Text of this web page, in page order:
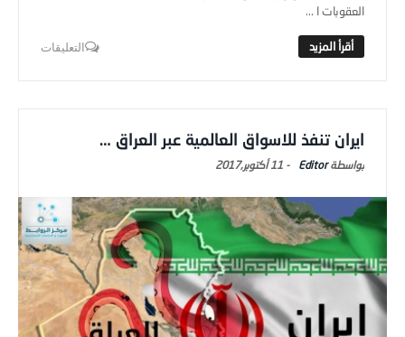
العقوبات ا ...
التعليقات
ايران تنفذ للاسواق العالمية عبر العراق …
Editor
- 11 أكتوبر,2017